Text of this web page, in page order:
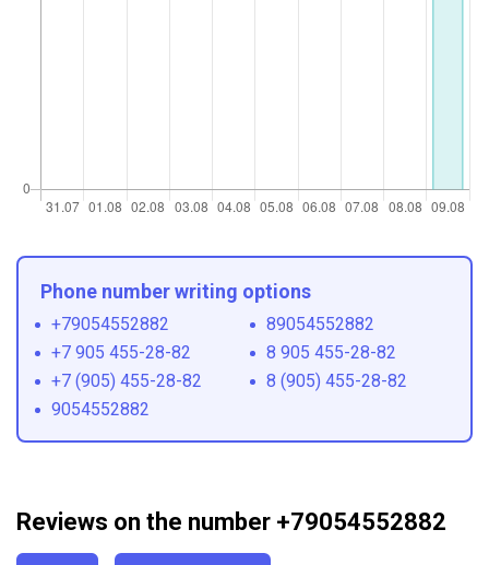
Phone number writing options
+79054552882
89054552882
+7 905 455-28-82
8 905 455-28-82
+7 (905) 455-28-82
8 (905) 455-28-82
9054552882
Reviews on the number +79054552882